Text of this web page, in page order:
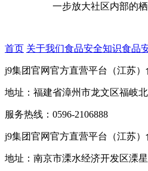
一步放大社区内部的栖
首页 关于我们食品安全知识食品
j9集团官网官方直营平台（江苏）
地址：福建省漳州市龙文区福岐
服务热线：0596-2106888
j9集团官网官方直营平台（江苏）
地址：南京市溧水经济开发区溧